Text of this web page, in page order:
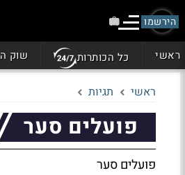
הירשמו
ראשי כל הכותרות שוק
ראשי תגיות
פועלים סער
פועלים סער